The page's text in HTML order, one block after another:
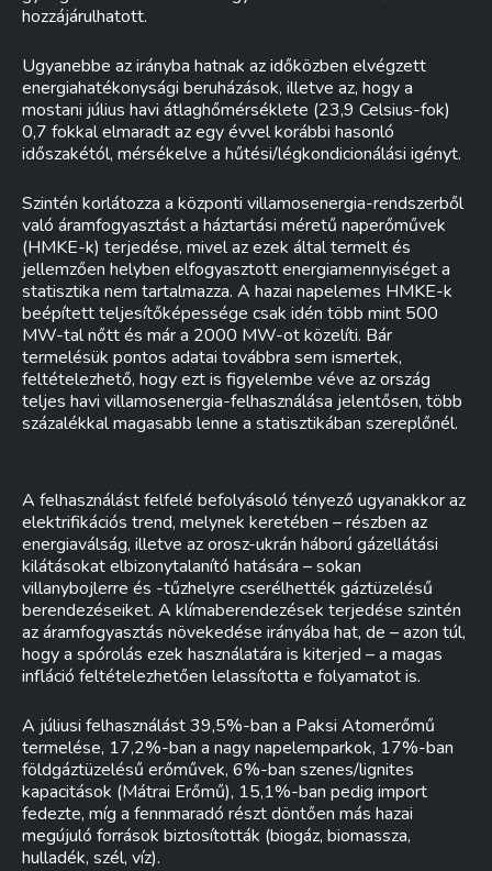
hozzájárulhatott.
Ugyanebbe az irányba hatnak az időközben elvégzett
energiahatékonysági beruházások, illetve az, hogy a
mostani július havi átlaghőmérséklete (23,9 Celsius-fok)
0,7 fokkal elmaradt az egy évvel korábbi hasonló
időszakétól, mérsékelve a hűtési/légkondicionálási igényt.
Szintén korlátozza a központi villamosenergia-rendszerből
való áramfogyasztást a háztartási méretű naperőművek
(HMKE-k) terjedése, mivel az ezek által termelt és
jellemzően helyben elfogyasztott energiamennyiséget a
statisztika nem tartalmazza. A hazai napelemes HMKE-k
beépített teljesítőképessége csak idén több mint 500
MW-tal nőtt és már a 2000 MW-ot közelíti. Bár
termelésük pontos adatai továbbra sem ismertek,
feltételezhető, hogy ezt is figyelembe véve az ország
teljes havi villamosenergia-felhasználása jelentősen, több
százalékkal magasabb lenne a statisztikában szereplőnél.
A felhasználást felfelé befolyásoló tényező ugyanakkor az
elektrifikációs trend, melynek keretében – részben az
energiaválság, illetve az orosz-ukrán háború gázellátási
kilátásokat elbizonytalanító hatására – sokan
villanybojlerre és -tűzhelyre cserélhették gáztüzelésű
berendezéseiket. A klímaberendezések terjedése szintén
az áramfogyasztás növekedése irányába hat, de – azon túl,
hogy a spórolás ezek használatára is kiterjed – a magas
infláció feltételezhetően lelassította e folyamatot is.
A júliusi felhasználást 39,5%-ban a Paksi Atomerőmű
termelése, 17,2%-ban a nagy napelemparkok, 17%-ban
földgáztüzelésű erőművek, 6%-ban szenes/lignites
kapacitások (Mátrai Erőmű), 15,1%-ban pedig import
fedezte, míg a fennmaradó részt döntően más hazai
megújuló források biztosították (biogáz, biomassza,
hulladék, szél, víz).